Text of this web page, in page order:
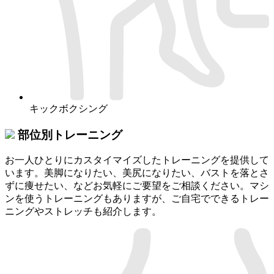
キックボクシング
部位別トレーニング
お一人ひとりにカスタイマイズしたトレーニングを提供して
います。美脚になりたい、美尻になりたい、バストを落とさ
ずに痩せたい、などお気軽にご要望をご相談ください。マシ
ンを使うトレーニングもありますが、ご自宅でできるトレー
ニングやストレッチも紹介します。